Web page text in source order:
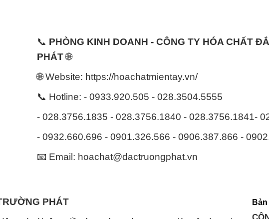
📞 PHÒNG KINH DOANH - CÔNG TY HÓA CHẤT
PHÁT🌐
🌐 Website: https://hoachatmientay.vn/
📞 Hotline: - 0933.920.505 - 028.3504.5555
- 028.3756.1835 - 028.3756.1840 - 028.3756.1841-
- 0932.660.696 - 0901.326.566 - 0906.387.866 -
📧 Email: hoachat@dactruongphat.vn
PHÁT